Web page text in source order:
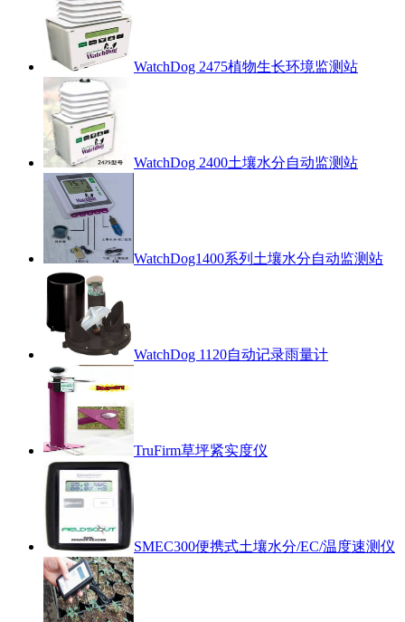
WatchDog 2475植物生长环境监测站
WatchDog 2400土壤水分自动监测站
WatchDog1400系列土壤水分自动监测站
WatchDog 1120自动记录雨量计
TruFirm草坪紧实度仪
SMEC300便携式土壤水分/EC/温度速测仪